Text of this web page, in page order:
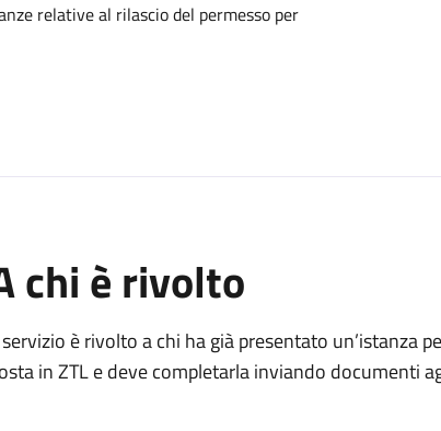
relative al rilascio del permesso per
chi è rivolto
è rivolto a chi ha già presentato un’istanza
in ZTL e deve completarla inviando documenti